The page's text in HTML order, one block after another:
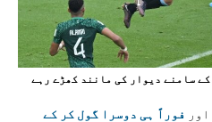
سامنے دیوار کی مانند کھڑے رہے
فوراً ہی دوسرا گول کر کے